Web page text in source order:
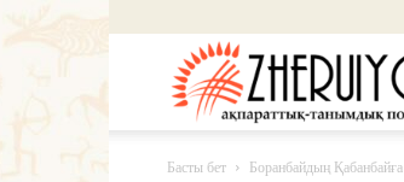
Басты бет Боранбайдың